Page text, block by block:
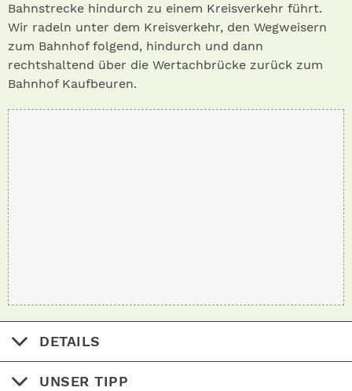
Bahnstrecke hindurch zu einem Kreisverkehr führt.
Wir radeln unter dem Kreisverkehr, den Wegweisern
zum Bahnhof folgend, hindurch und dann
rechtshaltend über die Wertachbrücke zurück zum
Bahnhof Kaufbeuren.
DETAILS
UNSER TIPP